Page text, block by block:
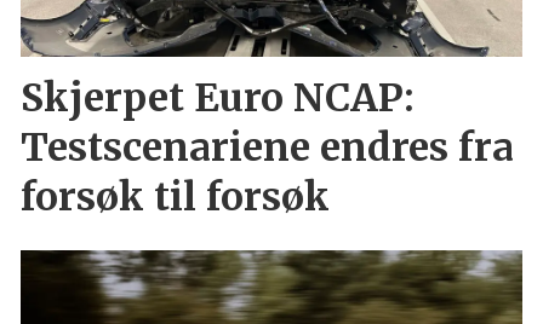
Skjerpet Euro NCAP:
Testscenariene endres fra
forsøk til forsøk